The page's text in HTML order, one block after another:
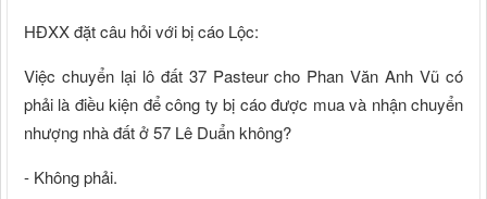
HĐXX đặt câu hỏi với bị cáo Lộc:
Việc chuyển lại lô đất 37 Pasteur cho Phan Văn Anh Vũ có
phải là điều kiện để công ty bị cáo được mua và nhận chuyển
nhượng nhà đất ở 57 Lê Duẩn không?
- Không phải.